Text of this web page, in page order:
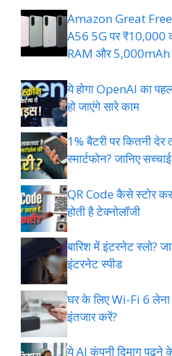
Amazon Great
A56 5G पर ₹10,000
RAM और 5,000mAh
ये होगा OpenAI का
हो जाएंगे सारे काम
1% बैटरी पर कितनी
स्मार्टफोन? जानिए सच्चाई
QR Code कैसे स्टोर
होती है टेक्नोलॉजी
बारिश में इंटरनेट स्लो?
इंटरनेट स्पीड
घर के लिए Wi-Fi 6 लेना
इंतजार करें?
ये AI कंपनी दिमाग पढ़ने